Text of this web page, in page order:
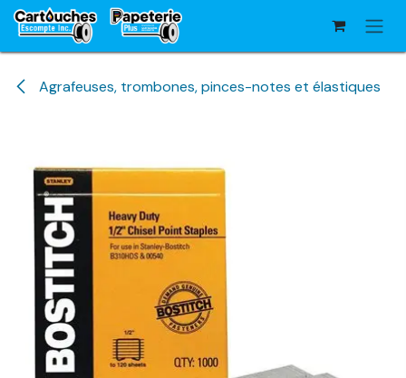
Se rendre au contenu
Agrafeuses, trombones, pinces-notes et élastiques